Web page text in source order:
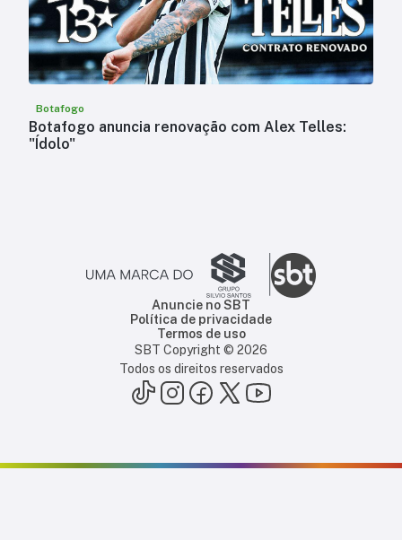
Botafogo
Botafogo anuncia renovação com Alex Telles:
"Ídolo"
Anuncie no SBT
Política de privacidade
Termos de uso
SBT Copyright © 2026
Todos os direitos reservados